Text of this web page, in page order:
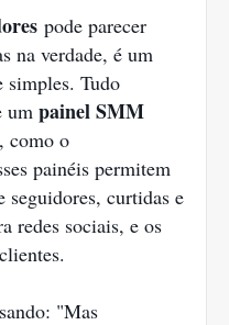
pode parecer
na verdade, é um
simples. Tudo
um painel SMM
, como o
painéis permitem
seguidores, curtidas e
redes sociais, e os
"Mas